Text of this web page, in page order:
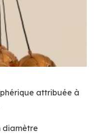
attribuée à
diamètre